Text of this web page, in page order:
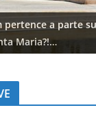
pertence a parte
Maria?!…